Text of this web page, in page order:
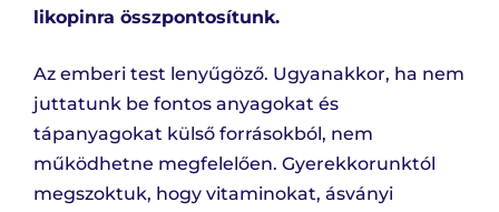
likopinra összpontosítunk.
Az emberi test lenyűgöző. Ugyanakkor, ha nem
juttatunk be fontos anyagokat és
tápanyagokat külső forrásokból, nem
működhetne megfelelően. Gyerekkorunktól
megszoktuk, hogy vitaminokat, ásványi